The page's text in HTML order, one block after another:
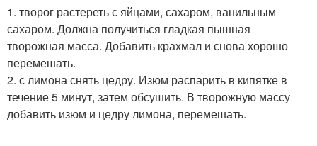
1. творог растереть с яйцами, сахаром, ванильным
сахаром. Должна получиться гладкая пышная
творожная масса. Добавить крахмал и снова хорошо
перемешать.
2. с лимона снять цедру. Изюм распарить в кипятке в
течение 5 минут, затем обсушить. В творожную массу
добавить изюм и цедру лимона, перемешать.